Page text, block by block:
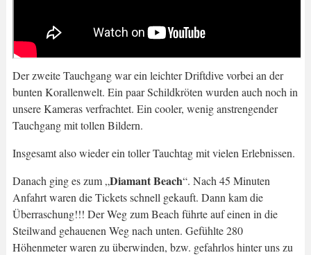
Der zweite Tauchgang war ein leichter Driftdive vorbei an der
bunten Korallenwelt. Ein paar Schildkröten wurden auch noch in
unsere Kameras verfrachtet. Ein cooler, wenig anstrengender
Tauchgang mit tollen Bildern.
Insgesamt also wieder ein toller Tauchtag mit vielen Erlebnissen.
Danach ging es zum „Diamant Beach“. Nach 45 Minuten
Anfahrt waren die Tickets schnell gekauft. Dann kam die
Überraschung!!! Der Weg zum Beach führte auf einen in die
Steilwand gehauenen Weg nach unten. Gefühlte 280
Höhenmeter waren zu überwinden, bzw. gefahrlos hinter uns zu